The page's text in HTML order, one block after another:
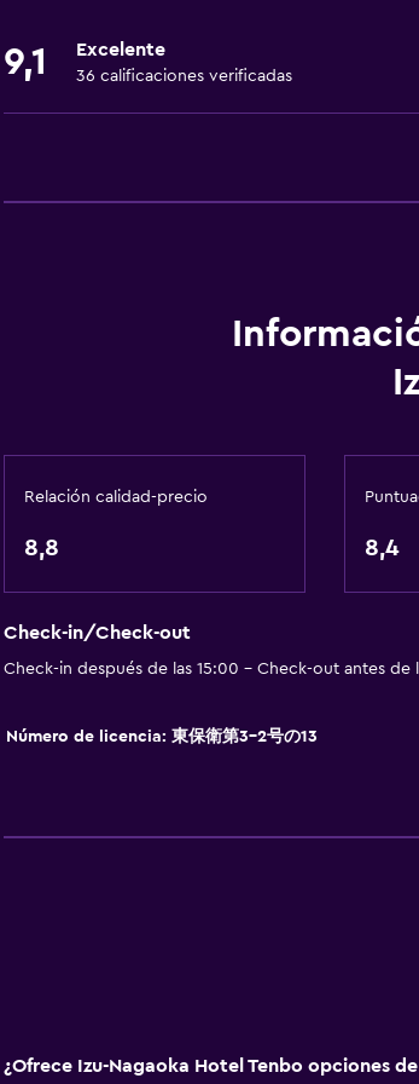
Baño privado
Teléfono
Espacio de almacenamiento
Instalaciones para reuniones
Servicio de habitaciones
Máquina expendedora (bebidas)
TV por cable o vía satélite
9,1 Excelente
36 calificaciones verificadas
Relación calidad-precio
8,8 8,4
Check-in/Check-out
Check-in después de las 15:00 - Check-out antes de
Número de licencia: 東保衛第3-2号の13
¿Ofrece Izu-Nagaoka Hotel Tenbo opciones